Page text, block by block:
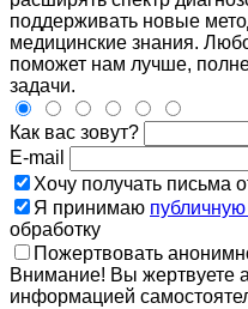
поддерживать новые
медицинские знания.
поможет нам лучше,
задачи.
Как вас зовут?
E-mail
Хочу получать письма
Я принимаю
обработку
Пожертвовать
Внимание! Вы жертвуете
информацией